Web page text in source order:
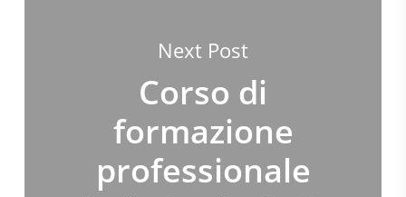
Next Post
Corso di
formazione
professionale